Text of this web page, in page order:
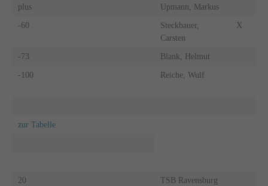
plus Upmann, Markus
-60
Steckbauer,
Carsten
X
-73 Blank, Helmut
-100 Reiche, Wulf
zur Tabelle
20 TSB Ravensburg